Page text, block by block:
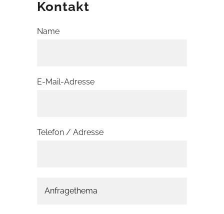
Kontakt
Name
E-Mail-Adresse
Telefon / Adresse